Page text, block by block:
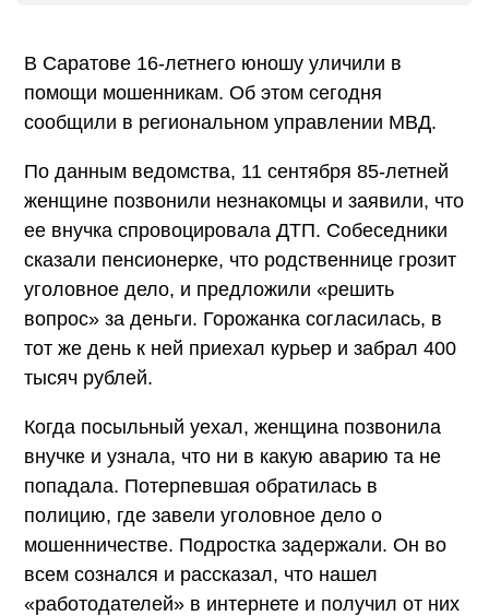
В Саратове 16-летнего юношу уличили в
помощи мошенникам. Об этом сегодня
сообщили в региональном управлении МВД.
По данным ведомства, 11 сентября 85-летней
женщине позвонили незнакомцы и заявили, что
ее внучка спровоцировала ДТП. Собеседники
сказали пенсионерке, что родственнице грозит
уголовное дело, и предложили «решить
вопрос» за деньги. Горожанка согласилась, в
тот же день к ней приехал курьер и забрал 400
тысяч рублей.
Когда посыльный уехал, женщина позвонила
внучке и узнала, что ни в какую аварию та не
попадала. Потерпевшая обратилась в
полицию, где завели уголовное дело о
мошенничестве. Подростка задержали. Он во
всем сознался и рассказал, что нашел
«работодателей» в интернете и получил от них